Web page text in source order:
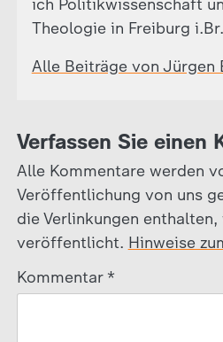
ich Politikwissenschaft
Theologie in Freiburg
Alle Beiträge von Jürgen
Verfassen Sie einen
Alle Kommentare werden
Veröffentlichung von uns
die Verlinkungen
veröffentlicht. Hinweise
Kommentar *